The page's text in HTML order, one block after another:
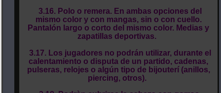
3.16. Polo o remera. En ambas opciones del
mismo color y con mangas, sin o con cuello.
Pantalón largo o corto del mismo color. Medias y
zapatillas deportivas.
3.17. Los jugadores no podrán utilizar, durante el
calentamiento o disputa de un partido, cadenas,
pulseras, relojes o algún tipo de bijouterí (anillos,
piercing, otros).